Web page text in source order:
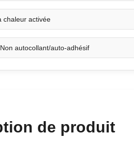
chaleur activée
Non autocollant/auto-adhésif
de produit